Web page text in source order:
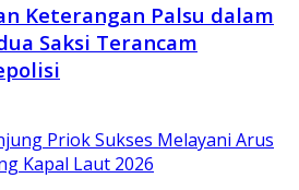
Keterangan Palsu dalam
Saksi Terancam